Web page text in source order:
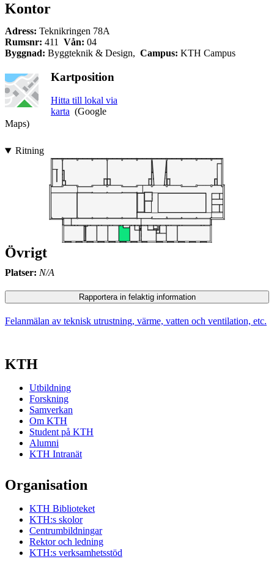
Kontor
Adress: Teknikringen 78A
Rumsnr: 411 Vån: 04
Byggnad: Byggteknik & Design, Campus: KTH Campus
Kartposition
Hitta till lokal via
karta (Google
Maps)
Ritning
Övrigt
Platser: N/A
Rapportera in felaktig information
Felanmälan av teknisk utrustning, värme, vatten och ventilation, etc.
KTH
Utbildning
Forskning
Samverkan
Om KTH
Student på KTH
Alumni
KTH Intranät
Organisation
KTH Biblioteket
KTH:s skolor
Centrumbildningar
Rektor och ledning
KTH:s verksamhetsstöd